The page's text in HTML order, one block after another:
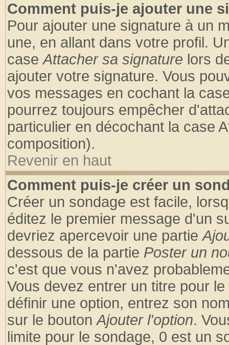
Comment puis-je ajouter une
Pour ajouter une signature à un
une, en allant dans votre profil.
caseAttacher sa signature lors
ajouter votre signature. Vous
vos messages en cochant la
pourrez toujours empêcher
particulier en décochant la case
composition).
Revenir en haut
Comment puis-je créer un
Créer un sondage est facile,
éditez le premier message d'un
devriez apercevoir une partie
dessous de la partie Poster un
c'est que vous n'avez
Vous devez entrer un titre pour
définir une option, entrez son
sur le boutonAjouter l'option.
limite pour le sondage, 0 est un